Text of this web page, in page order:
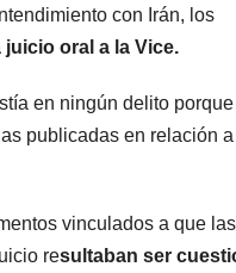
con Irán, los
oral a la Vice.
en ningún delito porque
publicadas en relación
vinculados a que las
resultaban ser
POLICIALES
una
20